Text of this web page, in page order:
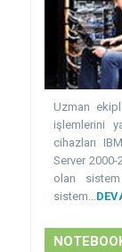
Uzman
işlemlerini
cihazları
Server 2000-
olan
sistem...